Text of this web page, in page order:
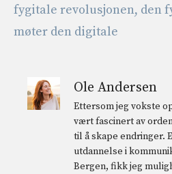
fygitale revolusjonen, den
møter den digitale
Ole Andersen
Ettersom jeg vokste
vært fascinert av
til å skape endringer.
utdannelse i
Bergen, fikk jeg